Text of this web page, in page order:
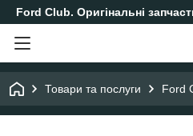
Ford Club. Оригінальні
Товари та послуги Ford